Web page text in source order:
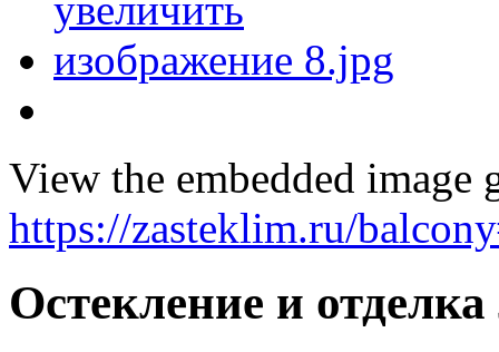
View the embedded image
https://zasteklim.ru/
Остекление и